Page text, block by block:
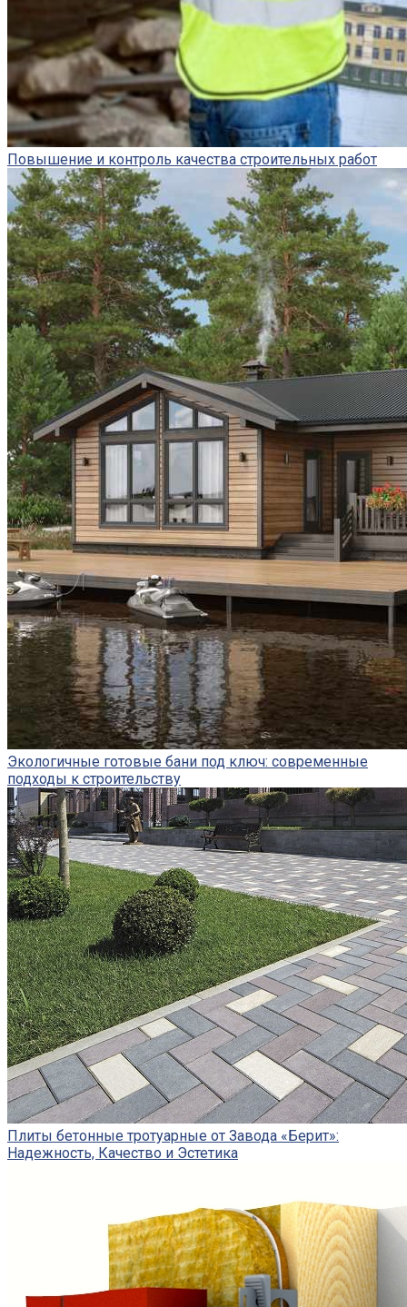
Повышение и контроль качества строительных работ
Экологичные готовые бани под ключ: современные
подходы к строительству
Плиты бетонные тротуарные от Завода «Берит»:
Надежность, Качество и Эстетика